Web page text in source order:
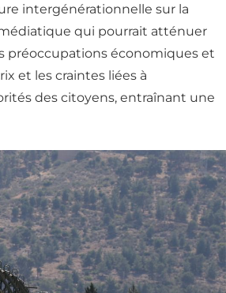
intergénérationnelle sur la
qui pourrait atténuer
préoccupations économiques et
et les craintes liées à
des citoyens, entraînant une